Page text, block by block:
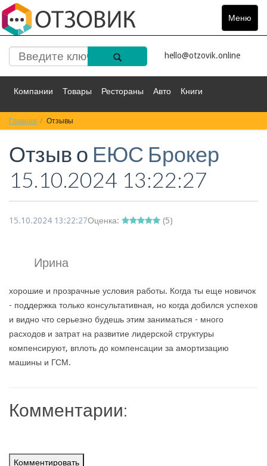
Меню
Toggle
hello@otzovik.online
Компании Товары Рестораны Авто Книги
Спорт Фильмы
Красота Здоровье Остальное
Главная Отзывы
Отзыв о ЕЮС Брокер
15.10.2024 13:22:27
15.10.2024 13:22:27Оценка: (5)
Ирина
хорошие и прозрачные условия работы. Когда ты еще новичок
- поддержка только консультативная, но когда добился успехов
и видно что серьезно будешь этим заниматься - много
расходов и затрат на развитие лидерской структуры
компенсируют, вплоть до компенсации за амортизацию
машины и ГСМ.
Комментарии:
Комментировать